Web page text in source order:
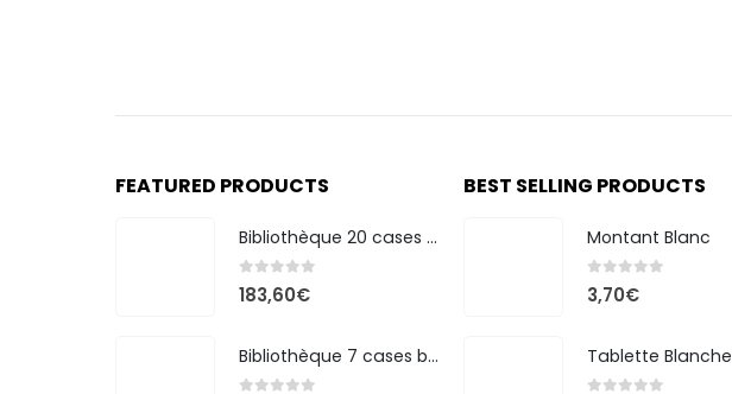
FEATURED PRODUCTS
Bibliothèque 20 cases bicolore
0out of 5
183,60€
Bibliothèque 7 cases bicolore
BEST SELLING PRODUCTS
Montant Blanc
0out of 5
3,70€
Tablette Blanche